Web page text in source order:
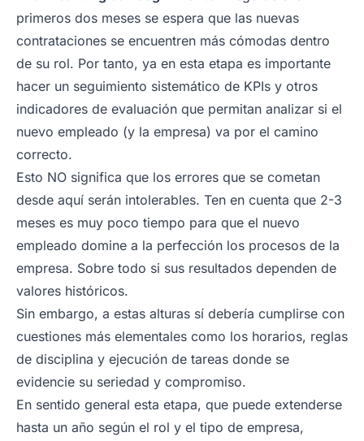
primeros dos meses se espera que las nuevas
contrataciones se encuentren más cómodas dentro
de su rol. Por tanto, ya en esta etapa es importante
hacer un seguimiento sistemático de KPIs y otros
indicadores de evaluación que permitan analizar si el
nuevo empleado (y la empresa) va por el camino
correcto.
Esto NO significa que los errores que se cometan
desde aquí serán intolerables. Ten en cuenta que 2-3
meses es muy poco tiempo para que el nuevo
empleado domine a la perfección los procesos de la
empresa. Sobre todo si sus resultados dependen de
valores históricos.
Sin embargo, a estas alturas sí debería cumplirse con
cuestiones más elementales como los horarios, reglas
de disciplina y ejecución de tareas donde se
evidencie su seriedad y compromiso.
En sentido general esta etapa, que puede extenderse
hasta un año según el rol y el tipo de empresa,